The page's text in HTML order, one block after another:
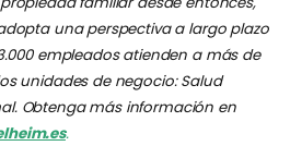
una perspectiva a largo plazo
empleados atienden a más de
unidades de negocio: Salud
Obtenga más información en
.